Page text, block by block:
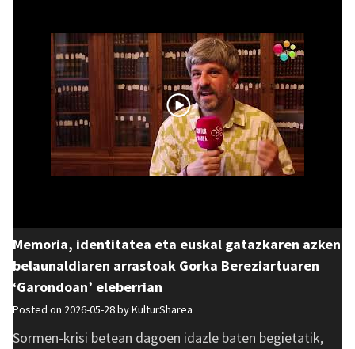
Memoria, identitatea eta euskal gatazkaren azken
belaunaldiaren arrastoak Gorka Bereziartuaren
‘Garondoan’ eleberrian
Posted on 2026-05-28 byKulturSharea
Sormen-krisi betean dagoen idazle baten begietatik,